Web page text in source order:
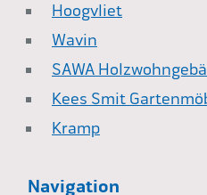
Hoogvliet
Wavin
SAWA
Kees Smit
Kramp
Navigation